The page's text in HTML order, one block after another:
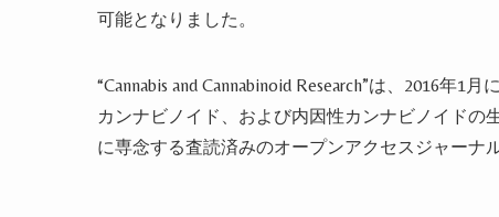
可能となりました。
“Cannabis and Cannabinoid Research”は、 2016年1 月
カンナビノイド、および内因性カンナビノイド
に専念する査読済みのオープンアクセスジャーナル